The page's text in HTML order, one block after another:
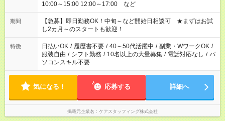
10:00～15:00 12:00～17:00 など
期間
【急募】即日勤務OK！中旬～など開始日相談可 ★まずはお試
し2カ月～のスタートも歓迎！
特徴 日払いOK / 履歴書不要 / 40～50代活躍中 / 副業・WワークOK /
服装自由 / シフト勤務 / 10名以上の大量募集 / 電話対応なし / パ
ソコンスキル不要
気になる！ 応募する 詳細へ
掲載元企業名 ケアスタッフィング株式会社